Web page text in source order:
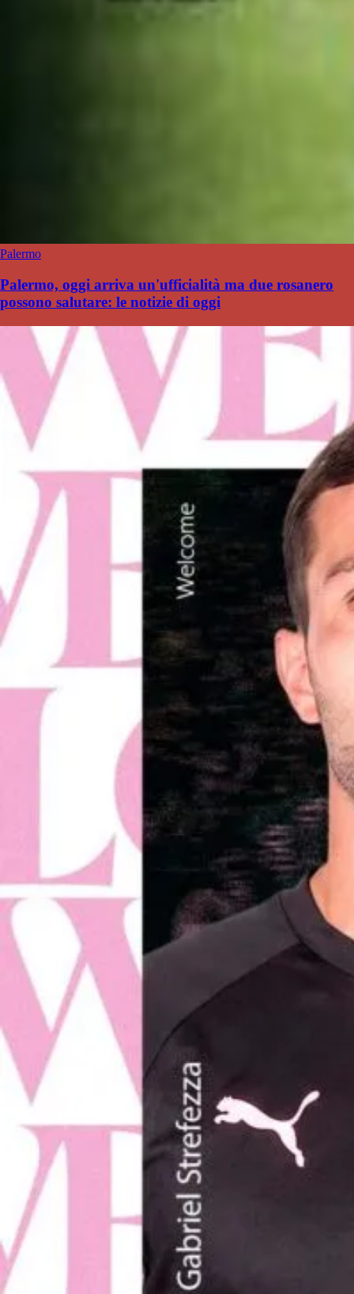
Palermo
Palermo, oggi arriva un'ufficialità ma due rosanero
possono salutare: le notizie di oggi